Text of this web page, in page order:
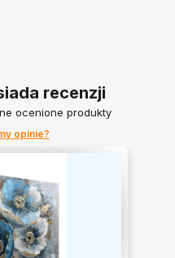
recenzji
ocenione produkty
opinie?